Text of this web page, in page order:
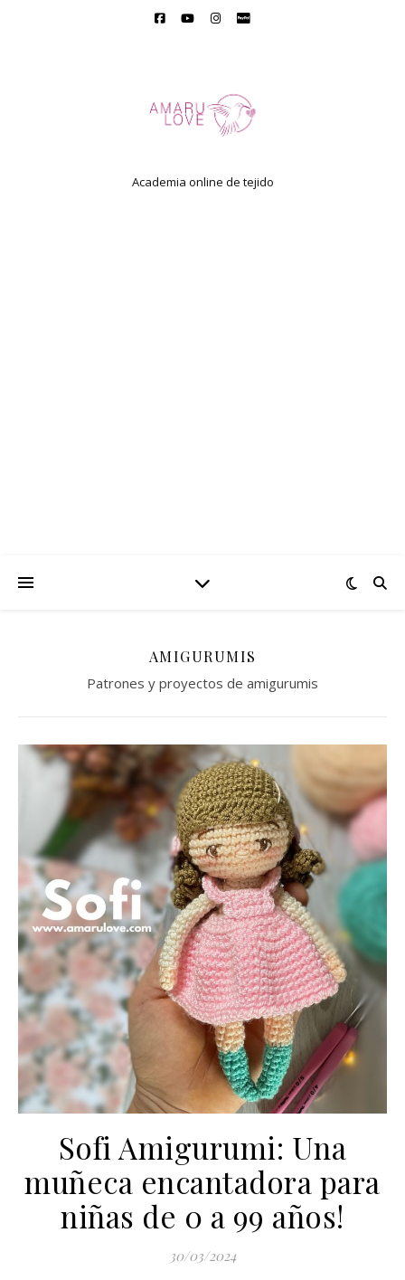
Academia online de tejido
AMIGURUMIS
Patrones y proyectos de amigurumis
Sofi Amigurumi: Una
muñeca encantadora para
niñas de 0 a 99 años!
30/03/2024